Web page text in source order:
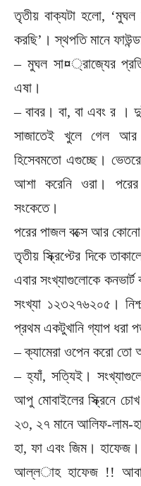
তৃতীয় বাক্যটা হলো, ‘মুঘল
করছি’। স্থপতি মানে
– মুঘল সা¤্রাজ্যের
এষা।
– বাবর। বা, বা এবং র ।
সাজাতেই খুলে গেল
হিসেবমতো এগুচ্ছে।
আশা করেনি ওরা।
সংকেতে।
পরের পাজল বক্সে আর
তৃতীয় স্ক্রিপ্টের দিকে
এবার সংখ্যাগুলোকে
সংখ্যা ১২৩২৭৬২০৫।
প্রথম একটুখানি গ্যাপ
– ক্যামেরা ওপেন করো তো
– হ্যাঁ, সত্যিই।
আপু মোবাইলের স্ক্রিনে
২৩, ২৭ মানে আলিফ-
হা, ফা এবং জিম।
আল্ল­াহ হাফেজ !! আবার